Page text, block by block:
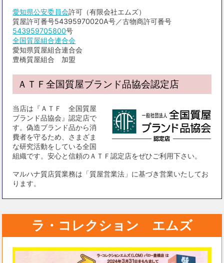
愛知県公安委員会許可（有限会社エムズ）
質屋許可番号54395970020A号／古物商許可番号
543959705800号
全国質屋組合連合会
愛知県質屋組合連合会
豊橋質屋組合 加盟
ＡＴＦ全国質屋ブランド品協会認定店
当店は『ＡＴＦ 全国質屋
ブランド品協会』認定店で
す。偽造ブランド品から消
費者を守るため、さまざま
な研究活動をしている全国
組織です。安心と信頼のＡＴＦ認定店をぜひご利用下さい。
マルハナ質店質業務は「質屋営業法」に基づき営業いたしてお
ります。
ラ・コレクション エムズ